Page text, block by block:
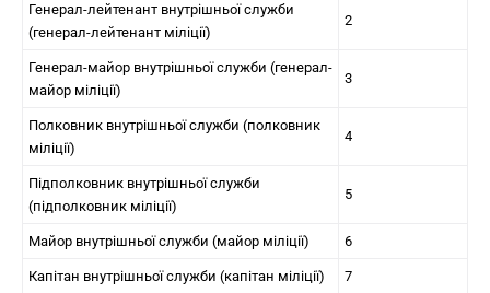
Генерал-лейтенант внутрішньої служби
(генерал-лейтенант міліції)
2
Генерал-майор внутрішньої служби (генерал-
майор міліції)
3
Полковник внутрішньої служби (полковник
міліції)
4
Підполковник внутрішньої служби
(підполковник міліції)
5
Майор внутрішньої служби (майор міліції) 6
Капітан внутрішньої служби (капітан міліції) 7